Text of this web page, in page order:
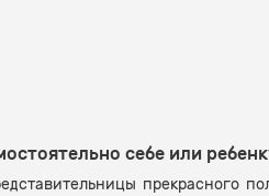
себе или
прекрасного